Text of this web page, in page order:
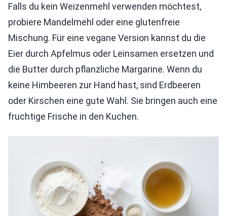
Falls du kein Weizenmehl verwenden möchtest,
probiere Mandelmehl oder eine glutenfreie
Mischung. Für eine vegane Version kannst du die
Eier durch Apfelmus oder Leinsamen ersetzen und
die Butter durch pflanzliche Margarine. Wenn du
keine Himbeeren zur Hand hast, sind Erdbeeren
oder Kirschen eine gute Wahl. Sie bringen auch eine
fruchtige Frische in den Kuchen.